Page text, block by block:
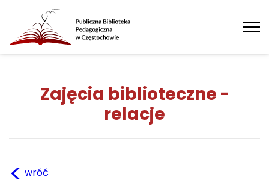
Zajęcia biblioteczne -
relacje
< wróć